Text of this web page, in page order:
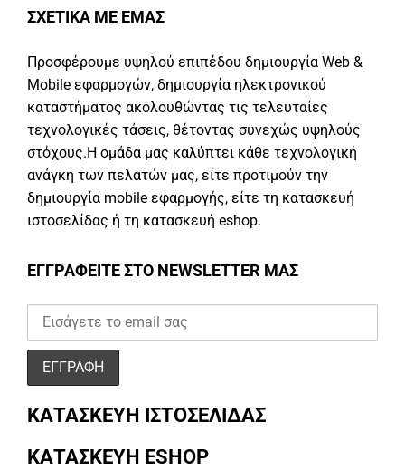
ΣΧΕΤΙΚΑ ΜΕ ΕΜΑΣ
Προσφέρουμε υψηλού επιπέδου δημιουργία Web &
Mobile εφαρμογών, δημιουργία ηλεκτρονικού
καταστήματος ακολουθώντας τις τελευταίες
τεχνολογικές τάσεις, θέτοντας συνεχώς υψηλούς
στόχους.Η ομάδα μας καλύπτει κάθε τεχνολογική
ανάγκη των πελατών μας, είτε προτιμούν την
δημιουργία mobile εφαρμογής, είτε τη κατασκευή
ιστοσελίδας ή τη κατασκευή eshop.
ΕΓΓΡΑΦΕΙΤΕ ΣΤΟ NEWSLETTER ΜΑΣ
ΚΑΤΑΣΚΕΥΗ ΙΣΤΟΣΕΛΙΔΑΣ
ΚΑΤΑΣΚΕΥΗ ESHOP